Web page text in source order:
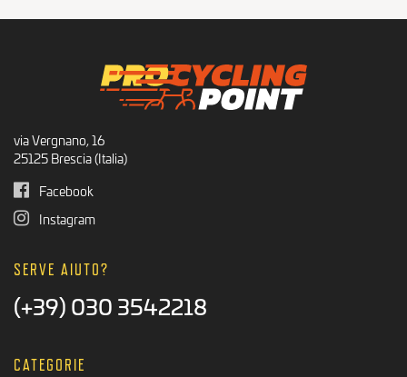
Prodotti consigliati
Offerte Ciclismo
via Vergnano, 16
25125 Brescia (Italia)
Facebook
Instagram
SERVE AIUTO?
(+39) 030 3542218
CATEGORIE